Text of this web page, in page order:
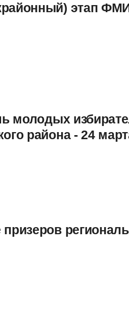
этап
молодых
района - 24
призеров